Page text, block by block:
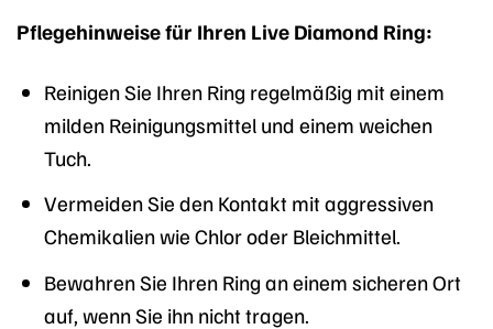
Pflegehinweise für Ihren Live Diamond Ring:
Reinigen Sie Ihren Ring regelmäßig mit einem
milden Reinigungsmittel und einem weichen
Tuch.
Vermeiden Sie den Kontakt mit aggressiven
Chemikalien wie Chlor oder Bleichmittel.
Bewahren Sie Ihren Ring an einem sicheren Ort
auf, wenn Sie ihn nicht tragen.